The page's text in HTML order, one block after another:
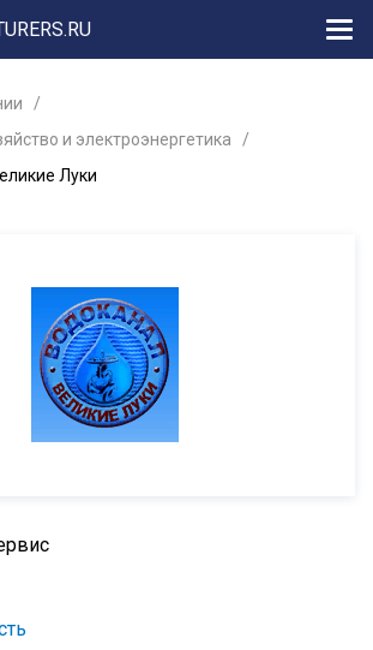
и электроэнергетика
Луки